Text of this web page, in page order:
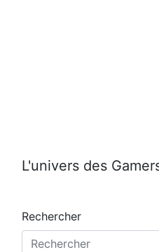
L'univers des
Rechercher